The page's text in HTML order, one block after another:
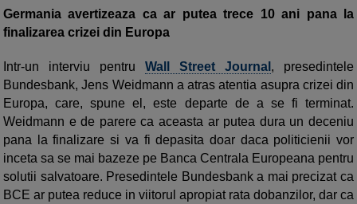
Germania avertizeaza ca ar putea trece 10 ani pana la
finalizarea crizei din Europa
Intr-un interviu pentru Wall Street Journal , presedintele
Bundesbank, Jens Weidmann a atras atentia asupra crizei din
Europa, care, spune el, este departe de a se fi terminat.
Weidmann e de parere ca aceasta ar putea dura un deceniu
pana la finalizare si va fi depasita doar daca politicienii vor
inceta sa se mai bazeze pe Banca Centrala Europeana pentru
solutii salvatoare. Presedintele Bundesbank a mai precizat ca
BCE ar putea reduce in viitorul apropiat rata dobanzilor, dar ca